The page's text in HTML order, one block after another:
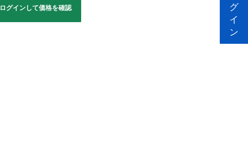
ログインして価格を確認
グ
イ
ン